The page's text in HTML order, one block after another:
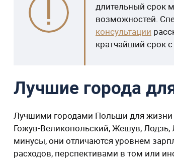
длительный срок
возможностей.
консультации
кратчайший срок
Лучшие города
Лучшими городами Польши для жизни
Гожув-Великопольский, Жешув,
минусы, они отличаются уровнем
расходов, перспективами в том или